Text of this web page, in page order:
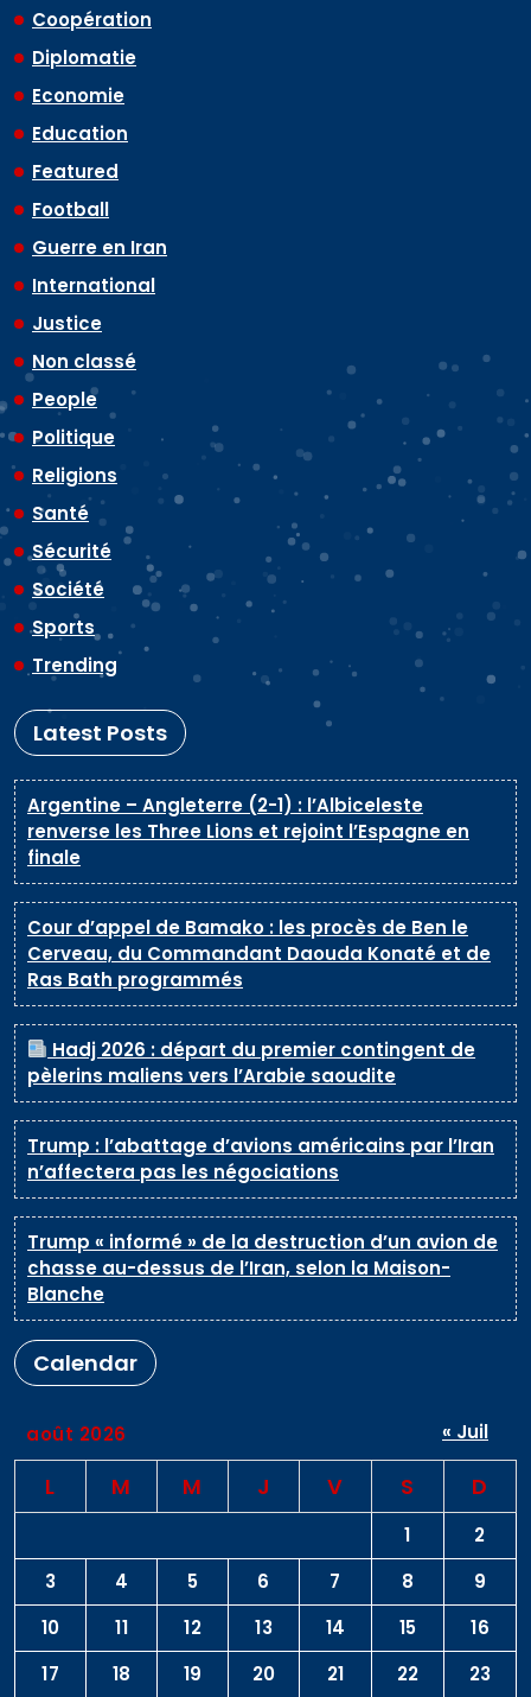
Coopération
Diplomatie
Economie
Education
Featured
Football
Guerre en Iran
International
Justice
Non classé
People
Politique
Religions
Santé
Sécurité
Société
Sports
Trending
Latest Posts
Argentine – Angleterre (2-1) : l’Albiceleste
renverse les Three Lions et rejoint l’Espagne en
finale
Cour d’appel de Bamako : les procès de Ben le
Cerveau, du Commandant Daouda Konaté et de
Ras Bath programmés
Hadj 2026 : départ du premier contingent de
pèlerins maliens vers l’Arabie saoudite
Trump : l’abattage d’avions américains par l’Iran
n’affectera pas les négociations
Trump « informé » de la destruction d’un avion de
chasse au-dessus de l’Iran, selon la Maison-
Blanche
Calendar
août 2026
L M M J V S D
1
2
3
4 5 6 7 8
9
10
11 12 13 14 15
16
17
18 19 20 21 22 23
« Juil